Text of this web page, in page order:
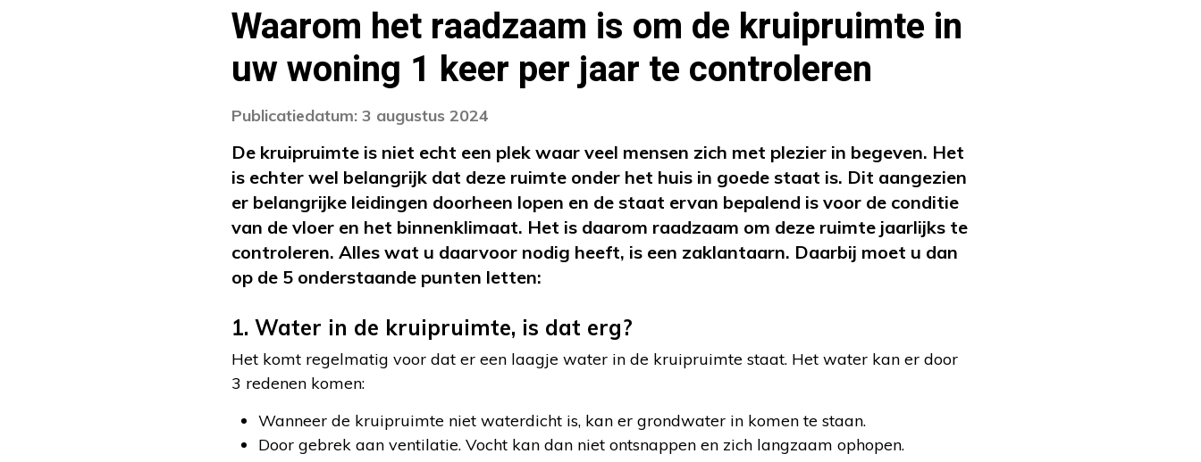
Waarom het raadzaam is om de kruipruimte in
uw woning 1 keer per jaar te controleren
Publicatiedatum: 3 augustus 2024
De kruipruimte is niet echt een plek waar veel mensen zich met plezier in begeven. Het
is echter wel belangrijk dat deze ruimte onder het huis in goede staat is. Dit aangezien
er belangrijke leidingen doorheen lopen en de staat ervan bepalend is voor de conditie
van de vloer en het binnenklimaat. Het is daarom raadzaam om deze ruimte jaarlijks te
controleren. Alles wat u daarvoor nodig heeft, is een zaklantaarn. Daarbij moet u dan
op de 5 onderstaande punten letten:
1. Water in de kruipruimte, is dat erg?
Het komt regelmatig voor dat er een laagje water in de kruipruimte staat. Het water kan er door
3 redenen komen:
Wanneer de kruipruimte niet waterdicht is, kan er grondwater in komen te staan.
Door gebrek aan ventilatie. Vocht kan dan niet ontsnappen en zich langzaam ophopen.